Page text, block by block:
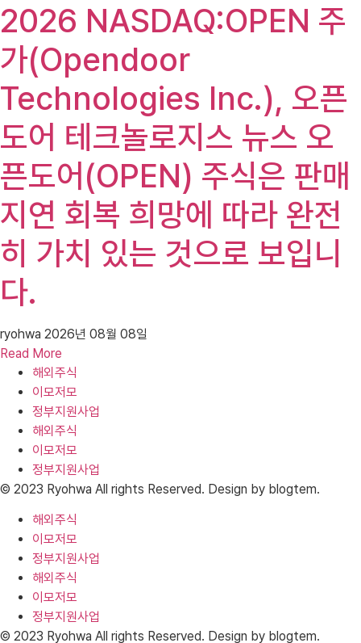
2026 NASDAQ:OPEN 주
가(Opendoor
Technologies Inc.), 오픈
도어 테크놀로지스 뉴스 오
픈도어(OPEN) 주식은 판매
지연 회복 희망에 따라 완전
히 가치 있는 것으로 보입니
다.
ryohwa 2026년 08월 08일
Read More
해외주식
이모저모
정부지원사업
해외주식
이모저모
정부지원사업
© 2023 Ryohwa All rights Reserved. Design by blogtem.
해외주식
이모저모
정부지원사업
해외주식
이모저모
정부지원사업
© 2023 Ryohwa All rights Reserved. Design by blogtem.